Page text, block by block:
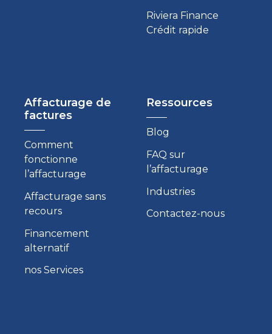
Riviera Finance
Crédit rapide
Affacturage de
factures
Comment
fonctionne
l’affacturage
Affacturage sans
recours
Financement
alternatif
nos Services
Ressources
Blog
FAQ sur
l’affacturage
Industries
Contactez-nous